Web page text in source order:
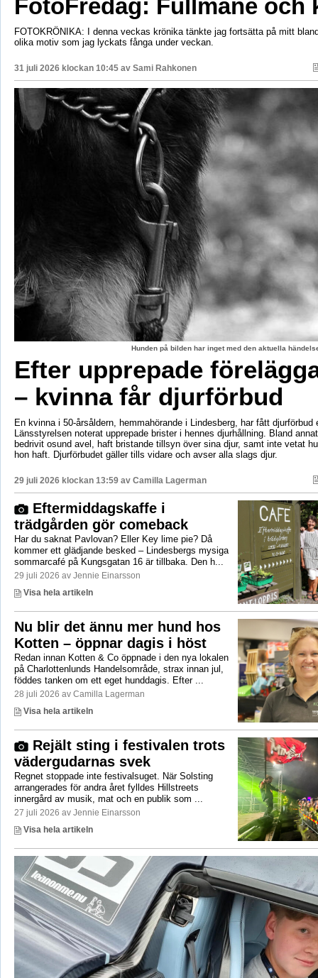
FotoFredag: Fullmåne och
FOTOKRÖNIKA: I denna veckas krönika tänkte jag fortsätta på mitt
olika motiv som jag lyckats fånga under veckan.
31 juli 2026 klockan 10:45 av Sami Rahkonen
Hunden på bilden har inget med den aktuella
Efter upprepade
– kvinna får djurförbud
En kvinna i 50-årsåldern, hemmahörande i Lindesberg, har fått djurförbud
Länsstyrelsen noterat upprepade brister i hennes djurhållning. Bland
bedrivit osund avel, haft bristande tillsyn över sina djur, samt inte vetat
hon haft. Djurförbudet gäller tills vidare och avser alla slags djur.
29 juli 2026 klockan 13:59 av Camilla Lagerman
Eftermiddagskaffe i
trädgården gör comeback
Har du saknat Pavlovan? Eller Key lime pie? Då
kommer ett glädjande besked – Lindesbergs mysiga
sommarcafé på Kungsgatan 16 är tillbaka. Den h...
29 juli 2026 av Jennie Einarsson
Visa hela artikeln
Nu blir det ännu mer hund hos
Kotten – öppnar dagis i höst
Redan innan Kotten & Co öppnade i den nya lokalen
på Charlottenlunds Handelsområde, strax innan jul,
föddes tanken om ett eget hunddagis. Efter ...
28 juli 2026 av Camilla Lagerman
Visa hela artikeln
Rejält sting i festivalen trots
vädergudarnas svek
Regnet stoppade inte festivalsuget. När Solsting
arrangerades för andra året fylldes Hillstreets
innergård av musik, mat och en publik som ...
27 juli 2026 av Jennie Einarsson
Visa hela artikeln